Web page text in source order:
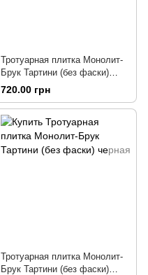
Тротуарная плитка Монолит-
Брук Тартини (без фаски)
бежевая
720.00 грн
Тротуарная плитка Монолит-
Брук Тартини (без фаски)